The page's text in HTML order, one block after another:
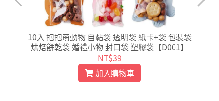
10入 抱抱萌動物 自黏袋 透明袋 紙卡+袋 包裝袋
烘焙餅乾袋 婚禮小物 封口袋 塑膠袋【D001】
NT$39
加入購物車